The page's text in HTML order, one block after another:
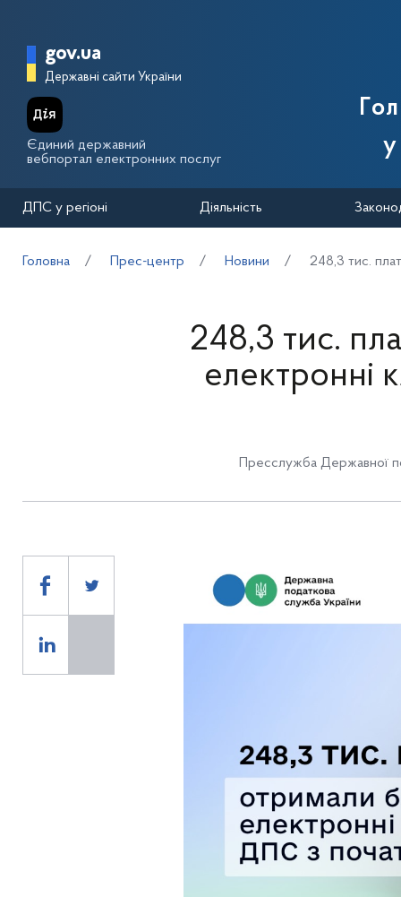
Головна сторінка Державної
gov.ua
Державні сайти України
Єдиний державний
вебпортал електронних послуг
ДПС у регіоні Діяльність
Головна Прес-центр Новини 248,3 тис.
248,3 тис.
електронні
Пресслужба Державної